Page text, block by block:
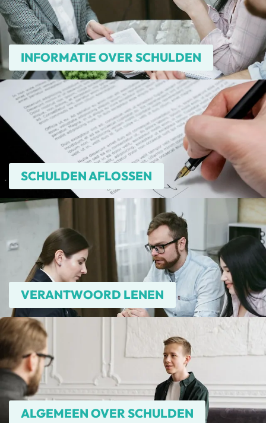
INFORMATIE OVER SCHULDEN
SCHULDEN AFLOSSEN
VERANTWOORD LENEN
ALGEMEEN OVER SCHULDEN